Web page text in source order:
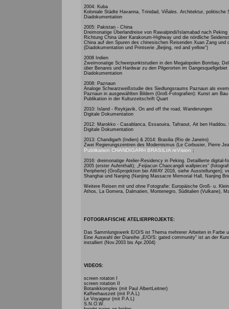
2004: Kuba
Koloniale Städte Havanna, Trinidad, Viñales. Architektur,
Diadokumentation
2005: Pakistan - China
Dreimonatige Überlandreise von Rawalpindi/Islamabad nach
Richtung China über Karakorum-Highway und die nördliche
China auf den Spuren des chinesischen Reisenden Xuan Zang und
(Diadokumentation und Printserie „Beijing, red and yellow“)
2008 Indien
Zweimonatige Schwerpunktstudien in den Megalopolen Bombay,
über Benares und Hardwar zu den Pilgerorten im Gangesquellgebiet
Diadokumentation
2008: Paznaun
Analoge Schwarzweißstudie des Siedlungsraums Paznaun als
Paznaun in ausgewählten Bildern (Groß-Fotografien): Kunst am
Publikation in der Kulturzeitschrift Quart
2010: Island - Reykjavik, On and off the road, Wanderungen
Digitale Dokumentation
2012: Marokko - Casablanca, Essaouira, Tafraout, Ait ben
Digitale Dokumentation
2013: Chandigarh (Indien) & 2014: Brasilia (Rio de Janeiro)
Zwei Regierungszentren des Modernismus (Le Corbusier, Pierre
Publikation CHANDIGARH BRASILIA reVision ;
2016: dreimonatige Atelier-Residency in Peking. Detaillierte
2005 (erster Aufenthalt); „Feijiacun Chaocangdi wallpieces“
Peripherie) (Großprojektion bei AWAY 2016, siehe Ausstellungen);
Shanghai und Nanjing (Nanjing Massacre Memorial Hall, Nanjing
Weitere Reisen mit und ohne Fotografie: Europäische Groß- u.
Athos, La Gomera, Dalmatien, Montenegro, Süditalien (Vulkane),
FOTOGRAFISCHE ATELIERPROJEKTE:
Das Sammlungswerk E/O/S ist Thema mehrerer Arbeiten in Farbe
Eine Auswahl der Diareihe „E/O/S: gated community“ ist an der
installiert (Nov.2003 bis Apr.2004)
VIDEOS:
screen rotaton I
screen rotation II
Botanikkomplex (mit Paul AlbertLeitner)
Kaffeehauszeit (mit P.A.L)
Le Voyageur (mit P.A.L)
S.N.O.W.